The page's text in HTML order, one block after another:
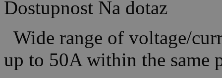
Dostupnost Na dotaz
Wide range of voltage/
up to 50A within the